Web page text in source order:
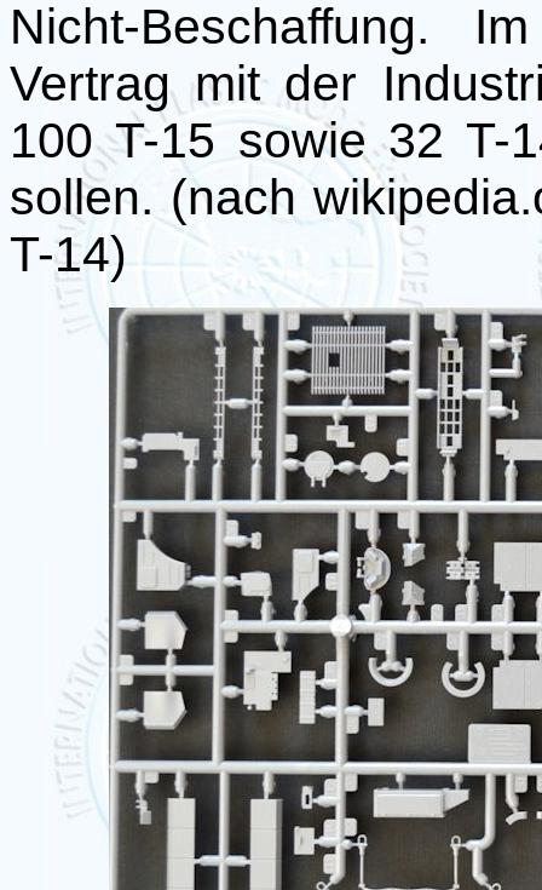
Nicht-Beschaffung.
Vertrag mit der
100 T-15 sowie 32 T-
sollen. (nach
T-14)